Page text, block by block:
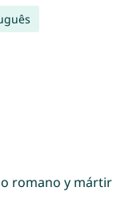
romano y mártir